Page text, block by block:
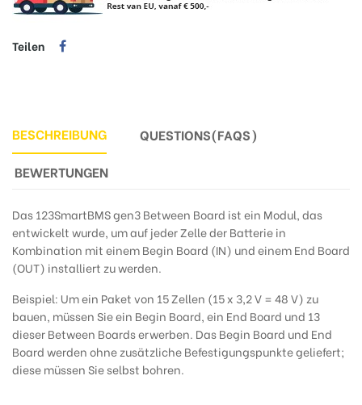
Teilen
BESCHREIBUNG
QUESTIONS(FAQS)
BEWERTUNGEN
Das 123SmartBMS gen3 Between Board ist ein Modul, das
entwickelt wurde, um auf jeder Zelle der Batterie in
Kombination mit einem Begin Board (IN) und einem End Board
(OUT) installiert zu werden.
Beispiel: Um ein Paket von 15 Zellen (15 x 3,2 V = 48 V) zu
bauen, müssen Sie ein Begin Board, ein End Board und 13
dieser Between Boards erwerben. Das Begin Board und End
Board werden ohne zusätzliche Befestigungspunkte geliefert;
diese müssen Sie selbst bohren.